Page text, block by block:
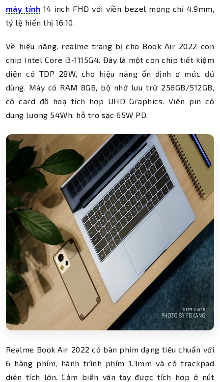
máy tính 14 inch FHD với viền bezel mỏng chỉ 4.9mm,
tỷ lệ hiển thị 16:10.
Về hiệu năng, realme trang bị cho Book Air 2022 con
chip Intel Core i3-1115G4. Đây là một con chip tiết kiệm
điện có TDP 28W, cho hiệu năng ổn định ở mức đủ
dùng. Máy có RAM 8GB, bộ nhớ lưu trữ 256GB/512GB,
có card đồ hoạ tích hợp UHD Graphics. Viên pin có
dung lượng 54Wh, hỗ trợ sạc 65W PD.
Realme Book Air 2022 có bàn phím dạng tiêu chuẩn với
6 hàng phím, hành trình phím 1.3mm và có trackpad
diện tích lớn. Cảm biến vân tay được tích hợp ở nút